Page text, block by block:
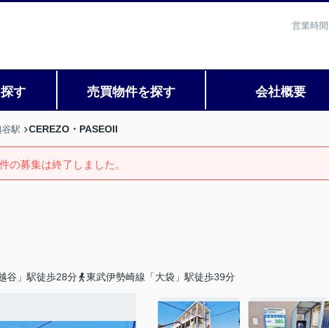
営業時
す 売買物件を探す 会社概要
駅 CEREZO・PASEOII
の募集は終了しました。
谷」駅徒歩28分 東武伊勢崎線「大袋」駅徒歩39分